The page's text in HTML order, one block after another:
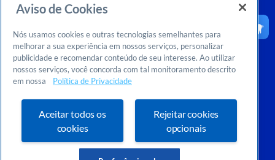
Telefone:
0800 570 0800
Whatsapp e Telegram:
(21)96576-7825
Ouvidoria:
CNPJ:
29.737.103/0001-10
Email:
falesebraerio@rj.sebrae.com.br
Sebrae Inteligência de Mercado
Dúvidas? Consulte o FAQOu entre em contato conosco:
Aviso de Cookies
Nós usamos cookies e outras tecnologias semelhantes para
melhorar a sua experiência em nossos serviços, personalizar
publicidade e recomendar conteúdo de seu interesse. Ao utilizar
nossos serviços, você concorda com tal monitoramento descrito
em nossa
Política de Privacidade
Aceitar todos os
cookies
Rejeitar cookies
opcionais